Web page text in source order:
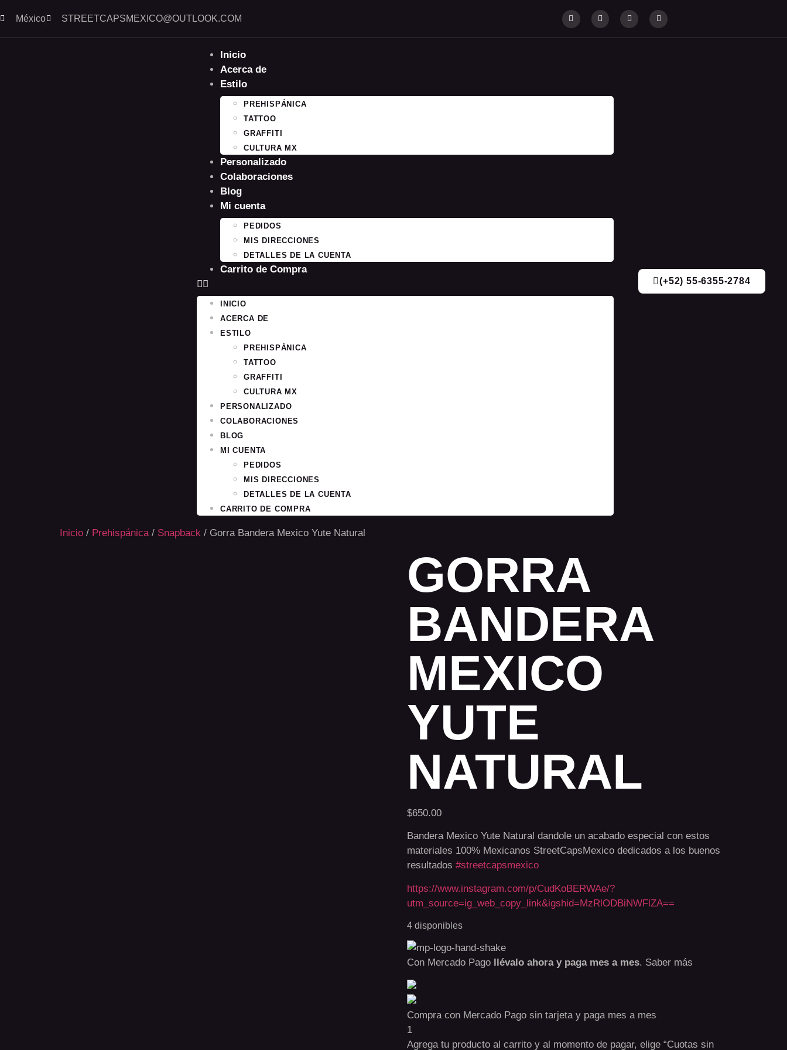
México STREETCAPSMEXICO@OUTLOOK.COM​
Inicio
Acerca de
Estilo
PREHISPÁNICA
TATTOO
GRAFFITI
CULTURA MX
Personalizado
Colaboraciones
Blog
Mi cuenta
PEDIDOS
MIS DIRECCIONES
DETALLES DE LA CUENTA
Carrito de Compra
INICIO
ACERCA DE
ESTILO
PREHISPÁNICA
TATTOO
GRAFFITI
CULTURA MX
PERSONALIZADO
COLABORACIONES
BLOG
MI CUENTA
PEDIDOS
MIS DIRECCIONES
DETALLES DE LA CUENTA
CARRITO DE COMPRA
(+52) 55-6355-2784
Inicio / Prehispánica / Snapback / Gorra Bandera Mexico Yute Natural
GORRA
BANDERA
MEXICO
YUTE
NATURAL
$650.00
Bandera Mexico Yute Natural dandole un acabado especial con estos
materiales 100% Mexicanos StreetCapsMexico dedicados a los buenos
resultados #streetcapsmexico
https://www.instagram.com/p/CudKoBERWAe/?
utm_source=ig_web_copy_link&igshid=MzRlODBiNWFlZA==
4 disponibles
Con Mercado Pago llévalo ahora y paga mes a mes. Saber más
Compra con Mercado Pago sin tarjeta y paga mes a mes
1
Agrega tu producto al carrito y al momento de pagar, elige “Cuotas sin